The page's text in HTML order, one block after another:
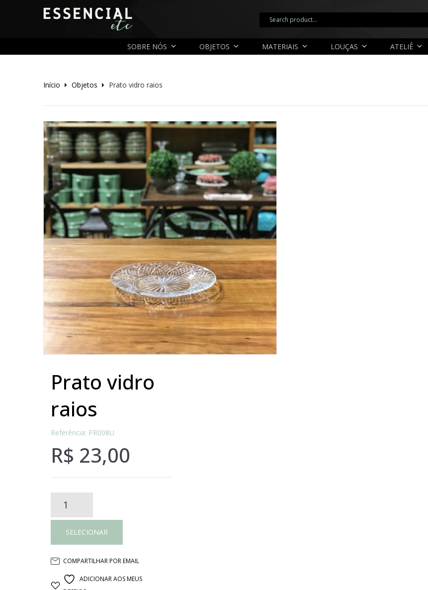
SOBRE NÓS OBJETOS MATERIAIS LOUÇAS ATELIÊ
Início Objetos Prato vidro raios
prato vidro
raios
Referência: PR008U
R$ 23,00
Prato
vidro
quantidade
SELECIONAR
COMPARTILHAR POR EMAIL
ADICIONAR AOS MEUS